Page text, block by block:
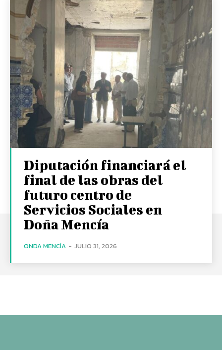
Diputación financiará el
final de las obras del
futuro centro de
Servicios Sociales en
Doña Mencía
ONDA MENCÍA - JULIO 31, 2026